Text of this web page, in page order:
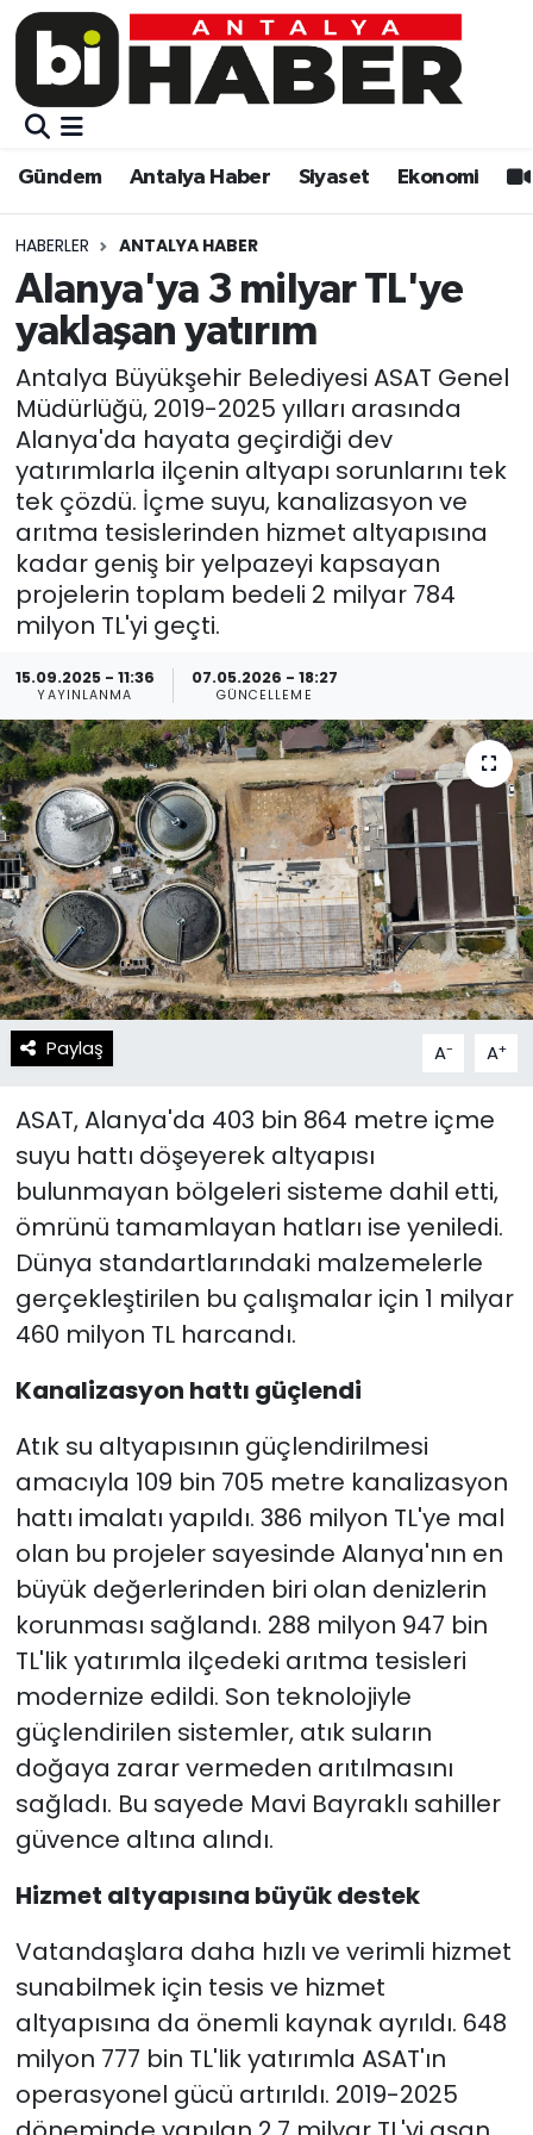
Gündem Antalya Haber Siyaset Ekonomi
HABERLER ANTALYA HABER
Alanya'ya 3 milyar TL'ye
yaklaşan yatırım
Antalya Büyükşehir Belediyesi ASAT Genel
Müdürlüğü, 2019-2025 yılları arasında
Alanya'da hayata geçirdiği dev
yatırımlarla ilçenin altyapı sorunlarını tek
tek çözdü. İçme suyu, kanalizasyon ve
arıtma tesislerinden hizmet altyapısına
kadar geniş bir yelpazeyi kapsayan
projelerin toplam bedeli 2 milyar 784
milyon TL'yi geçti.
15.09.2025 - 11:36
YAYINLANMA
07.05.2026 - 18:27
GÜNCELLEME
Paylaş A- A+
ASAT, Alanya'da 403 bin 864 metre içme
suyu hattı döşeyerek altyapısı
bulunmayan bölgeleri sisteme dahil etti,
ömrünü tamamlayan hatları ise yeniledi.
Dünya standartlarındaki malzemelerle
gerçekleştirilen bu çalışmalar için 1 milyar
460 milyon TL harcandı.
Kanalizasyon hattı güçlendi
Atık su altyapısının güçlendirilmesi
amacıyla 109 bin 705 metre kanalizasyon
hattı imalatı yapıldı. 386 milyon TL'ye mal
olan bu projeler sayesinde Alanya'nın en
büyük değerlerinden biri olan denizlerin
korunması sağlandı. 288 milyon 947 bin
TL'lik yatırımla ilçedeki arıtma tesisleri
modernize edildi. Son teknolojiyle
güçlendirilen sistemler, atık suların
doğaya zarar vermeden arıtılmasını
sağladı. Bu sayede Mavi Bayraklı sahiller
güvence altına alındı.
Hizmet altyapısına büyük destek
Vatandaşlara daha hızlı ve verimli hizmet
sunabilmek için tesis ve hizmet
altyapısına da önemli kaynak ayrıldı. 648
milyon 777 bin TL'lik yatırımla ASAT'ın
operasyonel gücü artırıldı. 2019-2025
Gündem
Siyaset
Ekonomi
Video
Eğitim
Kültür-sanat
Sağlık
Spor
Teknoloji
Resmi İlanlar
Gündem
Siyaset
Ekonomi
Kültür-sanat
Sağlık
Spor
Teknoloji
Yaşam
Künye
Gizlilik Sözleşmesi
İletişim
Muratpaşa Nöbetçi Eczaneler
Muratpaşa Trafik Yoğunluk Haritası
Süper Lig Puan Durumu ve Fikstür
Tüm Manşetler
Son Dakika Haberleri
Haber Arşivi